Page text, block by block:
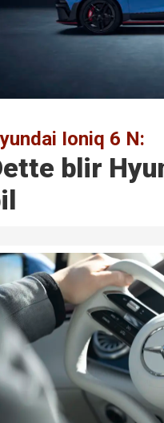
Ioniq 6 N:
blir